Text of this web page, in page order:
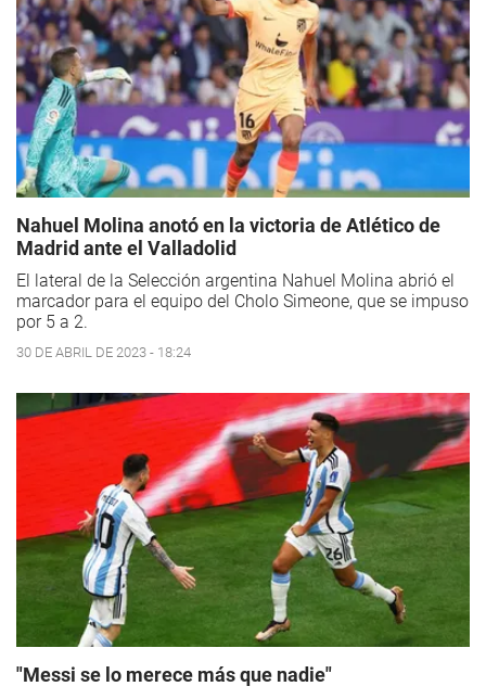
Nahuel Molina anotó en la victoria de Atlético de
Madrid ante el Valladolid
El lateral de la Selección argentina Nahuel Molina abrió el
marcador para el equipo del Cholo Simeone, que se impuso
por 5 a 2.
30 DE ABRIL DE 2023 - 18:24
"Messi se lo merece más que nadie"